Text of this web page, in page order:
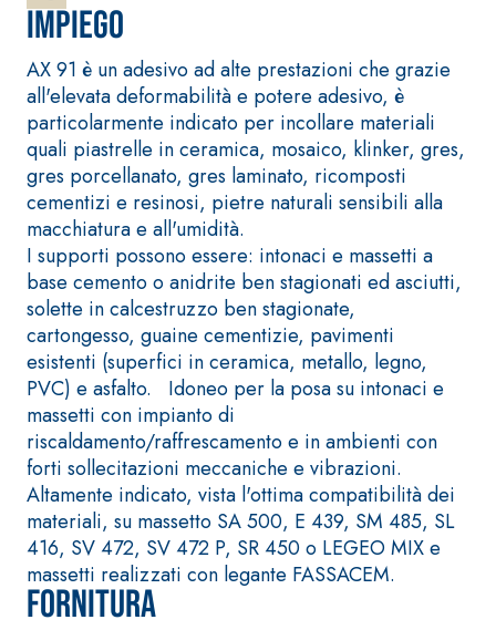
Impiego
AX 91 è un adesivo ad alte prestazioni che grazie
all'elevata deformabilità e potere adesivo, è
particolarmente indicato per incollare materiali
quali piastrelle in ceramica, mosaico, klinker, gres,
gres porcellanato, gres laminato, ricomposti
cementizi e resinosi, pietre naturali sensibili alla
macchiatura e all'umidità.
I supporti possono essere: intonaci e massetti a
base cemento o anidrite ben stagionati ed asciutti,
solette in calcestruzzo ben stagionate,
cartongesso, guaine cementizie, pavimenti
esistenti (superfici in ceramica, metallo, legno,
PVC) e asfalto. Idoneo per la posa su intonaci e
massetti con impianto di
riscaldamento/raffrescamento e in ambienti con
forti sollecitazioni meccaniche e vibrazioni.
Altamente indicato, vista l'ottima compatibilità dei
materiali, su massetto SA 500, E 439, SM 485, SL
416, SV 472, SV 472 P, SR 450 o LEGEO MIX e
massetti realizzati con legante FASSACEM.
Fornitura
aerea, per interni
ed esterni
Sistema RIPRISTINO
DEL CALCESTRUZZO
PRODOTTI
TIXOTROPICI
GEOACTIVE R4 40
Malta rapida
contenente speciali
leganti
solfatoresistenti,
polimero-
modificata,
tixotropica,
fibrorinforzata, per
la passivazione,
riparazione,
Sistema POSA
RIVESTIMENTI
FASSAFLOOR –
FONDI DI POSA
FASSAFLOOR LA
8.30
Lisciatura
autolivellante a
e quarzo, ad
alta
conducibilità
termica per la
realizzazione
di massetti